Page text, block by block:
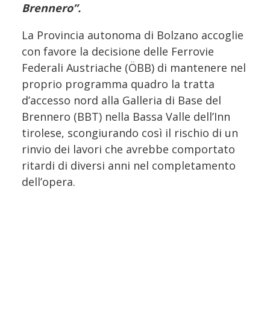
Brennero”.
La Provincia autonoma di Bolzano accoglie
con favore la decisione delle Ferrovie
Federali Austriache (ÖBB) di mantenere nel
proprio programma quadro la tratta
d’accesso nord alla Galleria di Base del
Brennero (BBT) nella Bassa Valle dell’Inn
tirolese, scongiurando così il rischio di un
rinvio dei lavori che avrebbe comportato
ritardi di diversi anni nel completamento
dell’opera.